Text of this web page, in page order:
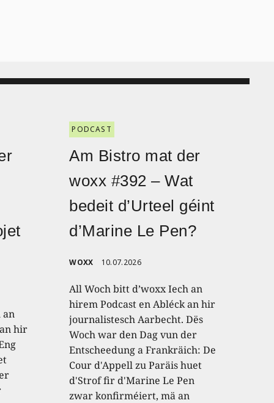
an
hir
PODCAST
Am Bistro mat der
woxx #392 – Wat
bedeit d’Urteel géint
d’Marine Le Pen?
WOXX 10.07.2026
All Woch bitt d’woxx Iech an
hirem Podcast en Abléck an hir
journalistesch Aarbecht. Dës
Woch war den Dag vun der
Entscheedung a Frankräich: De
Cour d'Appell zu Paräis huet
d'Strof fir d'Marine Le Pen
zwar konfirméiert, mä an